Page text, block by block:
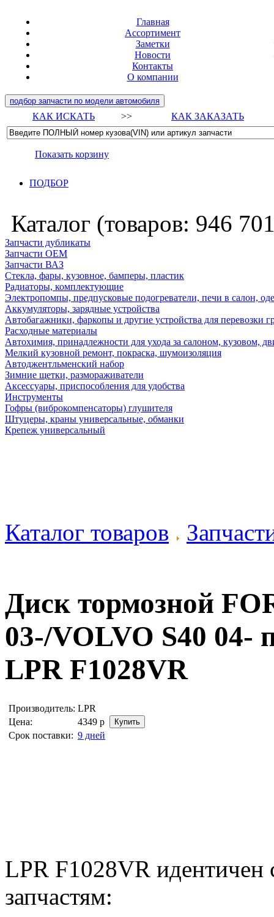
Главная
Ассортимент
Заметки
Новости
Контакты
О компании
подбор запчасти по модели автомобиля
КАК ИСКАТЬ >> КАК ЗАКАЗАТЬ
Показать корзину
ПОДБОР
Каталог (товаров: 946
Запчасти дубликаты
Запчасти ОЕМ
Запчасти ВАЗ
Стекла, фары, кузовное, бамперы, пластик
Радиаторы, комплектующие
Электропомпы, предпусковые подогреватели, печи в салон,
Аккумуляторы, зарядные устройства
Автобагажники, фаркопы и другие устройства для перевозки
Расходные материалы
Автохимия, принадлежности для ухода за салоном, кузовом,
Мелкий кузовной ремонт, покраска, шумоизоляция
Автоджентльменский набор
Зимние щетки, размораживатели
Аксессуары, приспособления для удобства
Инструменты
Гофры (виброкомпенсаторы) глушителя
Штуцеры, краны универсальные, обманки
Крепеж универсальный
Каталог товаров
Диск тормозной
03-/VOLVO S40 04-
LPR F1028VR
Производитель: LPR
Цена:
4349 р
Срок поставки: 9 дней
LPR F1028VR
запчастям: